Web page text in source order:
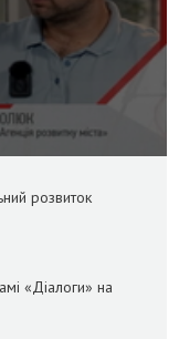
розвиток
«Діалоги» на